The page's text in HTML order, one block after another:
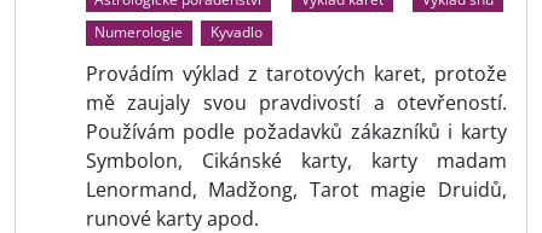
Numerologie
Kyvadlo
Provádím výklad z tarotových karet, protože
mě zaujaly svou pravdivostí a otevřeností.
Používám podle požadavků zákazníků i karty
Symbolon, Cikánské karty, karty madam
Lenormand, Madžong, Tarot magie Druidů,
runové karty apod.